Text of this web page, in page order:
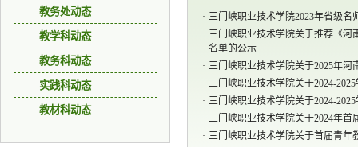
教务处动态
教学科动态
教务科动态
实践科动态
教材科动态
· 三门峡职业技术学院2023年省级
·
三门峡职业技术学院关于推荐《河
名单的公示
· 三门峡职业技术学院关于2025年
· 三门峡职业技术学院关于2024-
· 三门峡职业技术学院关于2024-
· 三门峡职业技术学院关于2024年
· 三门峡职业技术学院关于首届青年